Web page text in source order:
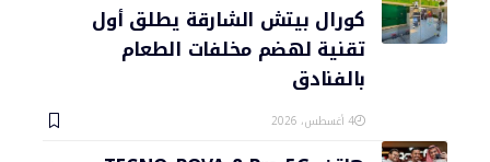
كورال بيتش الشارقة يطلق أول
تقنية لهضم مخلفات الطعام
بالفنادق
4 أغسطس، 2026